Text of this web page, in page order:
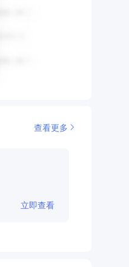
查看更多
立即查看